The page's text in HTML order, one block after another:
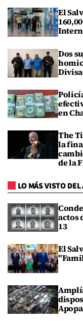
El
Dos
en
The
la
de la
LO MÁS VISTO
actos
13
El